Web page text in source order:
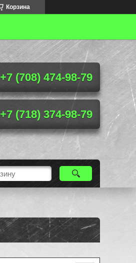
Корзина
+7 (708) 474-98-79
+7 (718) 374-98-79